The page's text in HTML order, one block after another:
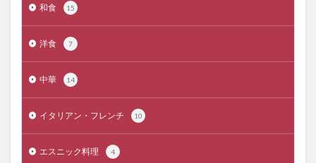
和食 15
洋食 7
中華 14
イタリアン・フレンチ 10
エスニック料理 4